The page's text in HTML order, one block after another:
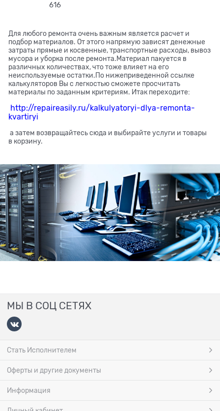
616
Для любого ремонта очень важным является расчет и
подбор материалов. От этого напрямую зависят денежные
затраты прямые и косвенные, транспортные расходы, вывоз
мусора и уборка после ремонта.Материал пакуется в
различных количествах, что тоже влияет на его
неиспользуемые остатки.По нижеприведенной ссылке
калькуляторов Вы с легкостью сможете просчитать
материалы по заданным критериям. Итак переходите:
http://repaireasily.ru/kalkulyatoryi-dlya-remonta-
kvartiryi
а затем возвращайтесь сюда и выбирайте услуги и товары
в корзину.
МЫ В СОЦ СЕТЯХ
Стать Исполнителем
Оферты и другие документы
Информация